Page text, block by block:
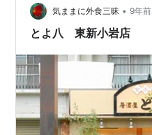
気ままに外食三昧 • 9年前
とよ八 東新小岩店